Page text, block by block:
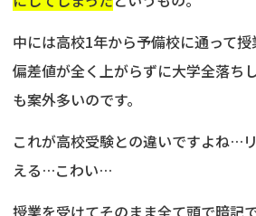
中には高校1年から予備校に通って授
偏差値が全く上がらずに大学全落ち
も案外多いのです。
これが高校受験との違いですよね…
える…こわい…
授業を受けてそのまま全て頭で暗記